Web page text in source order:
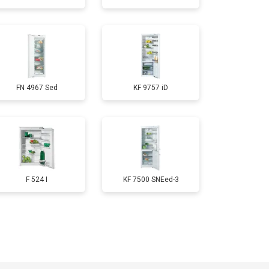
1700 ₽ Заказать
2550 ₽ Заказать
1700 ₽ Заказать
4750 ₽ Заказать
3650 ₽
FN 4967 Sed KF 9757 iD
F 524 I KF 7500 SNEed-3